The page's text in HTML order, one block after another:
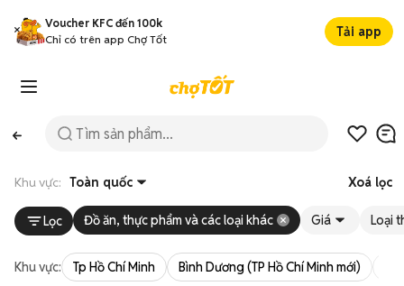
Voucher KFC đến 100k
Chỉ có trên app Chợ Tốt
Tải app
Khu vực: Toàn quốc Xoá lọc
Lọc Đồ ăn, thực phẩm và các loại khác Giá Loại
Khu vực: Tp Hồ Chí Minh Bình Dương (TP Hồ Chí Minh mới)